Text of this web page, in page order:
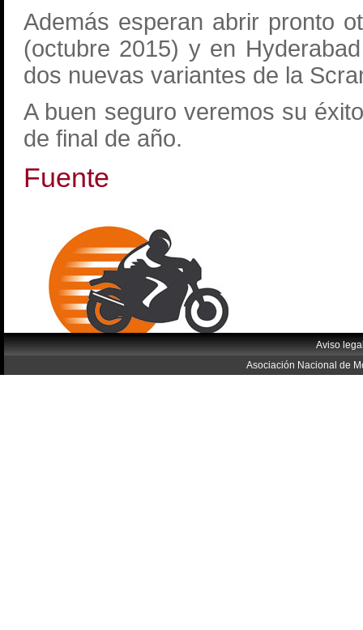
Además esperan abrir pronto
(octubre 2015) y en
dos nuevas variantes de la
A buen seguro veremos su
de final de año.
Fuente
Aviso
Asociación Nacional de